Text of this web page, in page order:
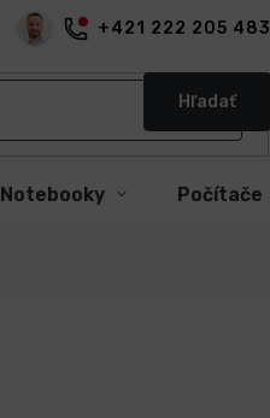
+421 222 205 483
Hľadať
Notebooky Počítače